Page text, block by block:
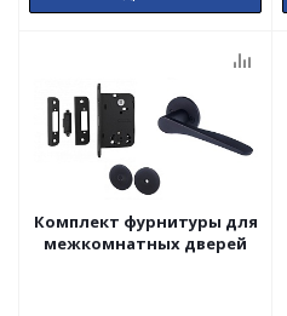
Комплект фурнитуры для
межкомнатных дверей